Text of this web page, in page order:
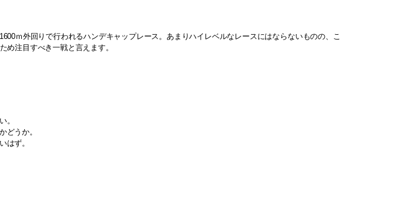
ｍ外回りで行われるハンデキャップレース。あまりハイレベルなレースにはならないものの、こ
め注目すべき一戦と言えます。
。
どうか。
はず。